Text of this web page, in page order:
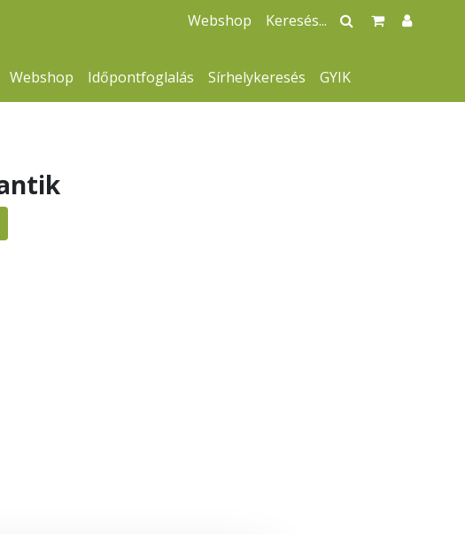
Webshop Időpontfoglalás Sírhelykeresés GYIK
Webshop